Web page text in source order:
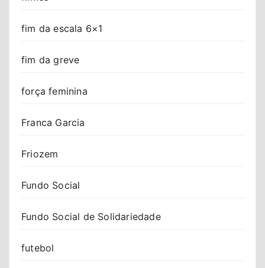
fim da escala 6×1
fim da greve
força feminina
Franca Garcia
Friozem
Fundo Social
Fundo Social de Solidariedade
futebol